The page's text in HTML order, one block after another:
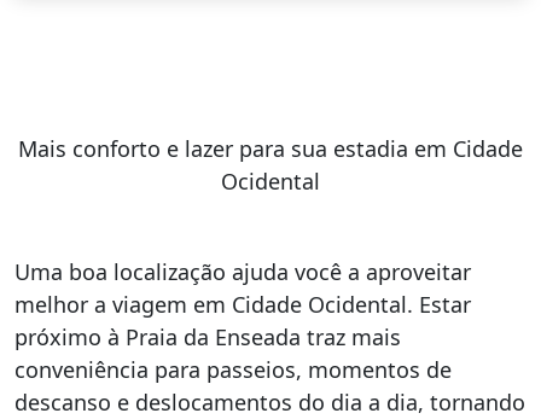
Mais conforto e lazer para sua estadia em Cidade
Ocidental
Uma boa localização ajuda você a aproveitar
melhor a viagem em Cidade Ocidental. Estar
próximo à Praia da Enseada traz mais
conveniência para passeios, momentos de
descanso e deslocamentos do dia a dia, tornando